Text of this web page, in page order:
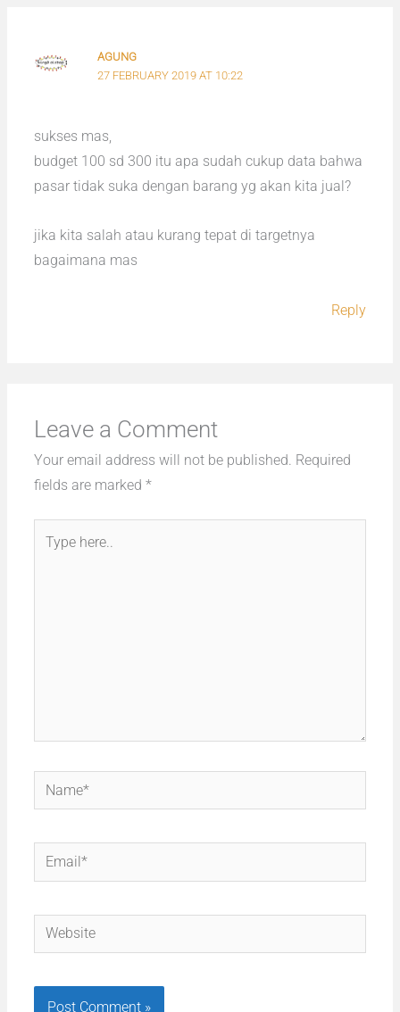
AGUNG
27 FEBRUARY 2019 AT 10:22
sukses mas,
budget 100 sd 300 itu apa sudah cukup data bahwa
pasar tidak suka dengan barang yg akan kita jual?
jika kita salah atau kurang tepat di targetnya
bagaimana mas
Reply
Leave a Comment
Your email address will not be published. Required
fields are marked*
Name*
Email*
Website